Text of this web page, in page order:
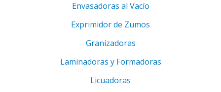
Envasadoras al Vacío
Exprimidor de Zumos
Granizadoras
Laminadoras y Formadoras
Licuadoras